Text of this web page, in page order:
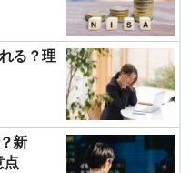
る？理
新
点